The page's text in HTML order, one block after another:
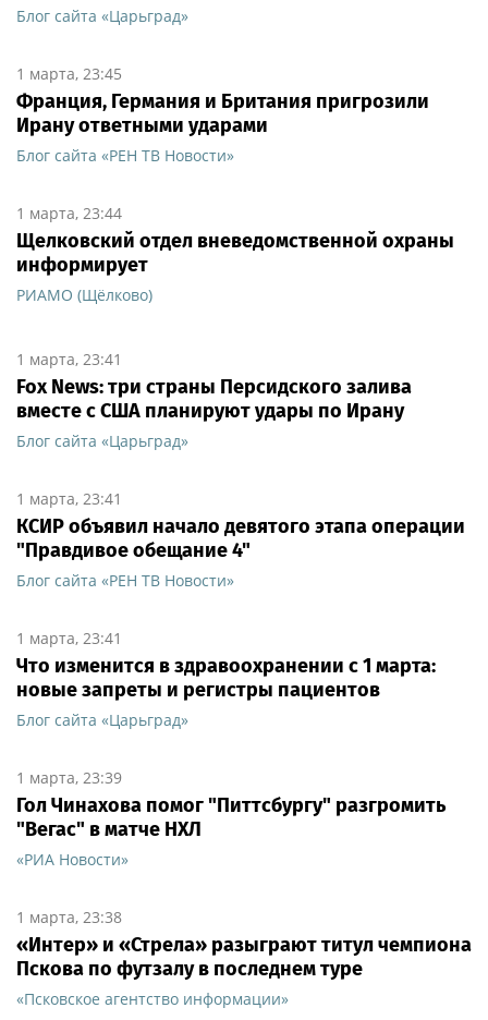
Блог сайта «Царьград»
1 марта, 23:45
Франция, Германия и Британия пригрозили
Ирану ответными ударами
Блог сайта «РЕН ТВ Новости»
1 марта, 23:44
Щелковский отдел вневедомственной охраны
информирует
РИАМО (Щёлково)
1 марта, 23:41
Fox News: три страны Персидского залива
вместе с США планируют удары по Ирану
Блог сайта «Царьград»
1 марта, 23:41
КСИР объявил начало девятого этапа операции
"Правдивое обещание 4"
Блог сайта «РЕН ТВ Новости»
1 марта, 23:41
Что изменится в здравоохранении с 1 марта:
новые запреты и регистры пациентов
Блог сайта «Царьград»
1 марта, 23:39
Гол Чинахова помог "Питтсбургу" разгромить
"Вегас" в матче НХЛ
«РИА Новости»
1 марта, 23:38
«Интер» и «Стрела» разыграют титул чемпиона
Пскова по футзалу в последнем туре
«Псковское агентство информации»